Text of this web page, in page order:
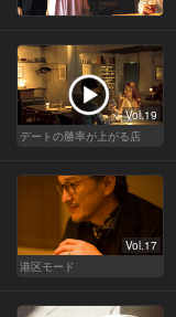
Vol.19
デートの勝率が上がる店
Vol.17
港区モード